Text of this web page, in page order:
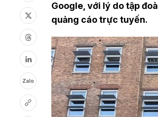
Zalo
Google, với lý do tập
quảng cáo trực tuyến.